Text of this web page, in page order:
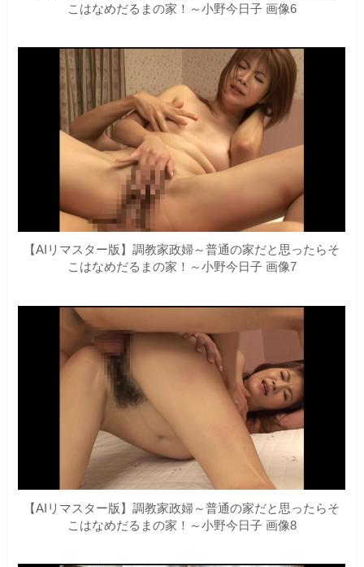
こはなめだるまの家！～小野今日子 画像6
【AIリマスター版】調教家政婦～普通の家だと思ったらそ
こはなめだるまの家！～小野今日子 画像7
【AIリマスター版】調教家政婦～普通の家だと思ったらそ
こはなめだるまの家！～小野今日子 画像8